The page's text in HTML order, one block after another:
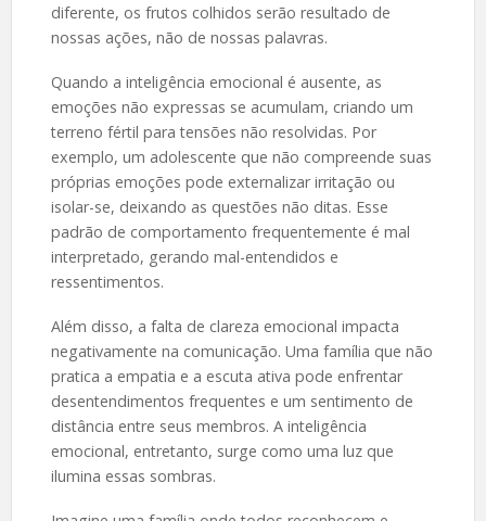
diferente, os frutos colhidos serão resultado de
nossas ações, não de nossas palavras.
Quando a inteligência emocional é ausente, as
emoções não expressas se acumulam, criando um
terreno fértil para tensões não resolvidas. Por
exemplo, um adolescente que não compreende suas
próprias emoções pode externalizar irritação ou
isolar-se, deixando as questões não ditas. Esse
padrão de comportamento frequentemente é mal
interpretado, gerando mal-entendidos e
ressentimentos.
Além disso, a falta de clareza emocional impacta
negativamente na comunicação. Uma família que não
pratica a empatia e a escuta ativa pode enfrentar
desentendimentos frequentes e um sentimento de
distância entre seus membros. A inteligência
emocional, entretanto, surge como uma luz que
ilumina essas sombras.